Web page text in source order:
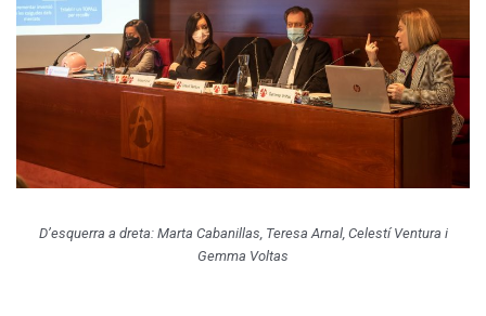
D’esquerra a dreta: Marta Cabanillas, Teresa Arnal, Celestí Ventura i
Gemma Voltas